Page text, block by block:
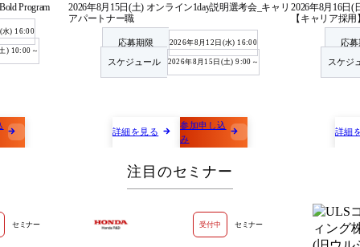
Program
水) 16:00
) 10:00～
2026年8月15日(土) オンライン1day説明選考会_キャリ
アパートナー職
応募期限 2026年8月12日(水) 16:00
スケジュール 2026年8月15日(土) 9:00～
詳細を見る
参加申し込
み
2026年8月16日(
【キャリア採
応
スケジ
詳細
注目のセミナー
セミナー 受付中 セミナー